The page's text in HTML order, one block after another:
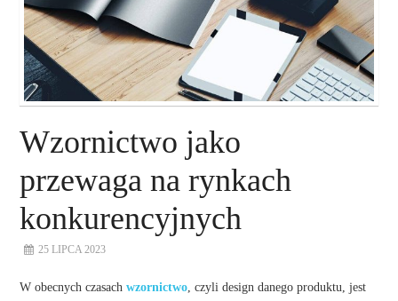
NASZE USŁUGI
DORADZTWO
KONTAKT
Wzornictwo jako
przewaga na rynkach
konkurencyjnych
25 LIPCA 2023
W obecnych czasachwzornictwo, czyli design danego produktu, jest